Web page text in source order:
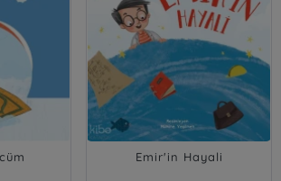
Emir'in Hayali